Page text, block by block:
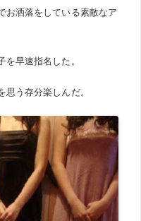
お洒落をしている素敵なア
早速指名した。
う存分楽しんだ。